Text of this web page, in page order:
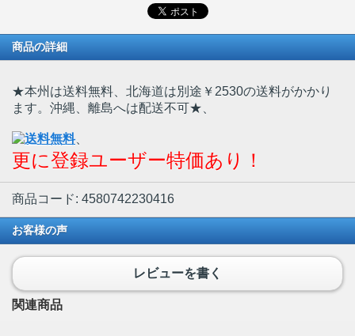
商品の詳細
★本州は送料無料、北海道は別途￥2530の送料がかかり
ます。沖縄、離島へは配送不可★
、
更に登録ユーザー特価あり！
商品コード: 4580742230416
お客様の声
レビューを書く
関連商品